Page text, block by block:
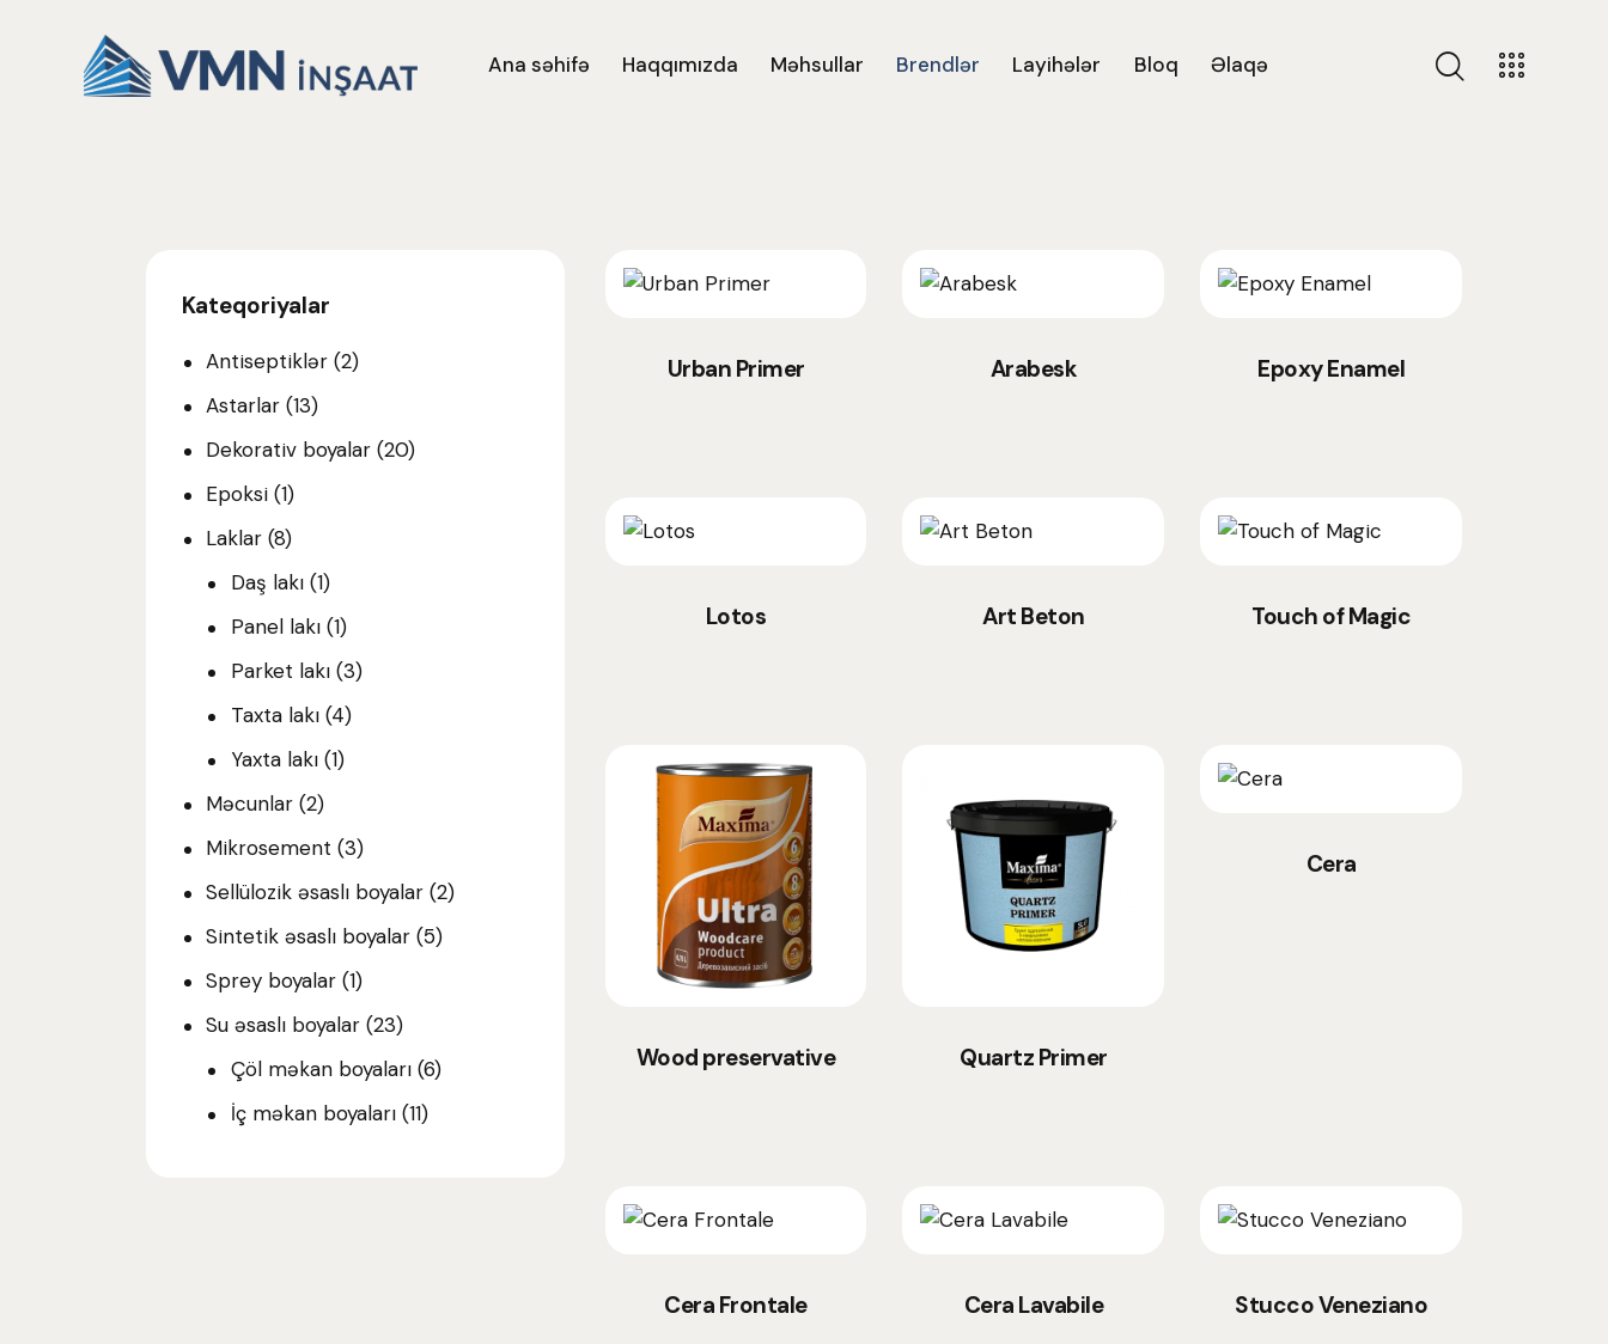
Ana səhifə Haqqımızda Məhsullar Brendlər Layihələr Bloq Əlaqə
Urban Primer Arabesk Epoxy Enamel
Lotos Art Beton Touch of Magic
Wood preservative Quartz Primer
Cera
Cera Frontale Cera Lavabile Stucco Veneziano
Kateqoriyalar
Antiseptiklər (2)
Astarlar (13)
Dekorativ boyalar (20)
Epoksi (1)
Laklar (8)
Daş lakı (1)
Panel lakı (1)
Parket lakı (3)
Taxta lakı (4)
Yaxta lakı (1)
Məcunlar (2)
Mikrosement (3)
Sellülozik əsaslı boyalar (2)
Sintetik əsaslı boyalar (5)
Sprey boyalar (1)
Su əsaslı boyalar (23)
Çöl məkan boyaları (6)
İç məkan boyaları (11)